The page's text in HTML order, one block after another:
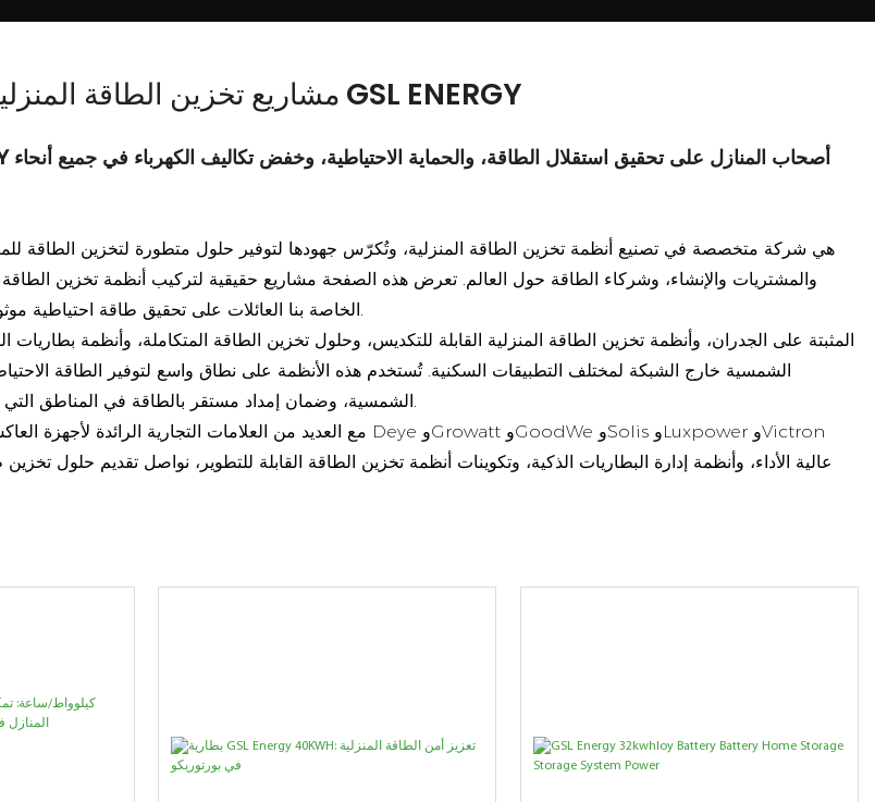
مشاريع تخزين الطاقة المنزلية العالمية من شركة GSL ENERGY
والمشتريات والإنشاء، وشركاء الطاقة حول العالم. تعرض هذه الصفحة مشاريع حقيقية لتركيب أنظمة تخزين
الشمسية خارج الشبكة لمختلف التطبيقات السكنية. تُستخدم هذه الأنظمة على نطاق واسع لتوفير الطاقة